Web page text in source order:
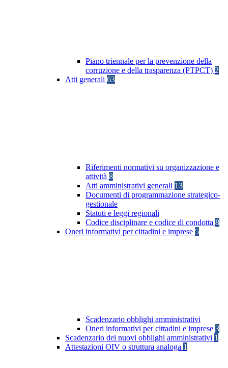
Piano triennale per la prevenzione della
corruzione e della trasparenza (PTPCT) 2
Atti generali 63
Riferimenti normativi su organizzazione e
attività 8
Atti amministrativi generali 13
Documenti di programmazione strategico-
gestionale
Statuti e leggi regionali
Codice disciplinare e codice di condotta 8
Oneri informativi per cittadini e imprese 5
Scadenzario obblighi amministrativi
Oneri informativi per cittadini e imprese 3
Scadenzario dei nuovi obblighi amministrativi 1
Attestazioni OIV o struttura analoga 1